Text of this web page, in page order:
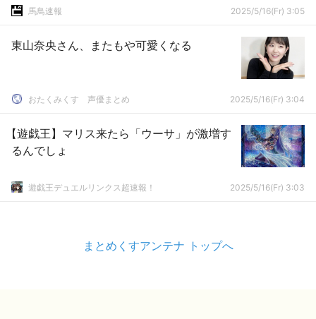
「ジョブ名で呼ぶ奴は人として見てない」
馬鳥速報 2025/5/16(Fr) 3:05
東山奈央さん、またもや可愛くなる
おたくみくす 声優まとめ 2025/5/16(Fr) 3:04
【遊戯王】マリス来たら「ウーサ」が激増す
るんでしょ
遊戯王デュエルリンクス超速報！ 2025/5/16(Fr) 3:03
まとめくすアンテナ トップへ